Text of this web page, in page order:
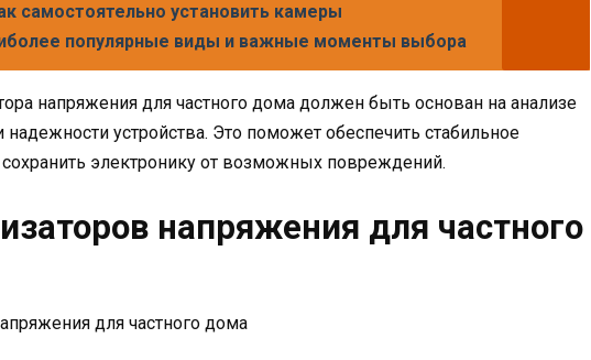
самостоятельно установить камеры
популярные виды и важные моменты выбора
напряжения для частного дома должен быть основан на анализе
надежности устройства. Это поможет обеспечить стабильное
электронику от возможных повреждений.
напряжения для частного